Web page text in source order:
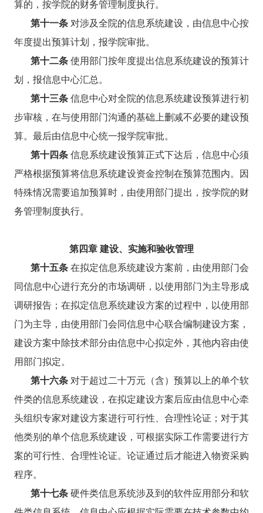
算的，按学院的财务管理制度执行。
第十一条对涉及全院的信息系统建设，由信息中心按
年度提出预算计划，报学院审批。
第十二条使用部门按年度提出信息系统建设的预算计
划，报信息中心汇总。
第十三条信息中心对全院的信息系统建设预算进行初
步审核，在与使用部门沟通的基础上删减不必要的建设预
算。最后由信息中心统一报学院审批。
第十四条信息系统建设预算正式下达后，信息中心须
严格根据预算将信息系统建设资金控制在预算范围内。因
特殊情况需要追加预算时，由使用部门提出，按学院的财
务管理制度执行。
第四章 建设、实施和验收管理
第十五条在拟定信息系统建设方案前，由使用部门会
同信息中心进行充分的市场调研，以使用部门为主导形成
调研报告；在拟定信息系统建设方案的过程中，以使用部
门为主导，由使用部门会同信息中心联合编制建设方案，
建设方案中除技术部分由信息中心拟定外，其他内容由使
用部门拟定。
第十六条对于超过二十万元（含）预算以上的单个软
件类的信息系统建设，在拟定建设方案后应由信息中心牵
头组织专家对建设方案进行可行性、合理性论证；对于其
他类别的单个信息系统建设，可根据实际工作需要进行方
案的可行性、合理性论证。论证通过后才能进入物资采购
程序。
第十七条硬件类信息系统涉及到的软件应用部分和软